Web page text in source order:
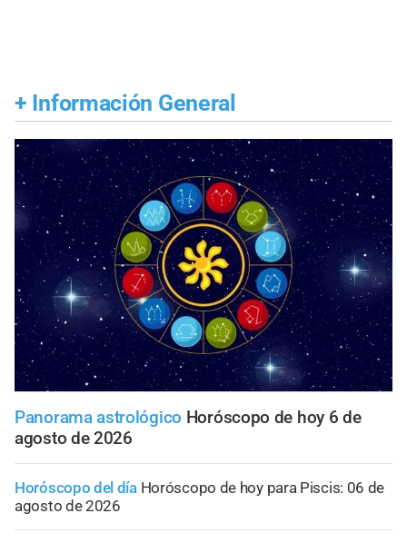
+ Información General
Panorama astrológico Horóscopo de hoy 6 de
agosto de 2026
Horóscopo del día Horóscopo de hoy para Piscis: 06 de
agosto de 2026